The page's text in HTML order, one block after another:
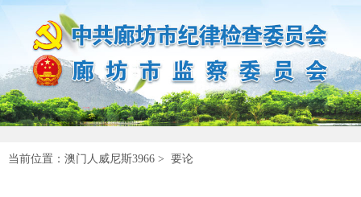
当前位置： 澳门人威尼斯3966 > 要论